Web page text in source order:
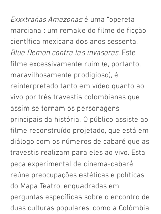
Exxxtrañas Amazonasé uma “opereta
marciana”: um remake do filme de ficção
científica mexicana dos anos sessenta,
Blue Demon contra las invasoras. Este
filme excessivamente ruim (e, portanto,
maravilhosamente prodigioso), é
reinterpretado tanto em vídeo quanto ao
vivo por três travestis colombianas que
assim se tornam os personagens
principais da história. O público assiste ao
filme reconstruído projetado, que está em
diálogo com os números de cabaré que as
travestis realizam para eles ao vivo. Esta
peça experimental de cinema-cabaré
reúne preocupações estéticas e políticas
do Mapa Teatro, enquadradas em
perguntas específicas sobre o encontro de
duas culturas populares, como a Colômbia